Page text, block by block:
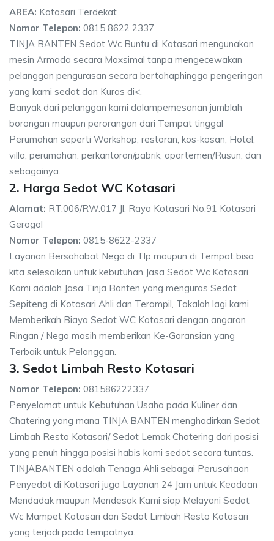
AREA: Kotasari Terdekat
Nomor Telepon: 0815 8622 2337
TINJA BANTEN Sedot Wc Buntu di Kotasari mengunakan
mesin Armada secara Maxsimal tanpa mengecewakan
pelanggan pengurasan secara bertahaphingga pengeringan
yang kami sedot dan Kuras di<.
Banyak dari pelanggan kami dalampemesanan jumblah
borongan maupun perorangan dari Tempat tinggal
Perumahan seperti Workshop, restoran, kos-kosan, Hotel,
villa, perumahan, perkantoran/pabrik, apartemen/Rusun, dan
sebagainya.
2. Harga Sedot WC Kotasari
Alamat: RT.006/RW.017 Jl. Raya Kotasari No.91 Kotasari
Gerogol
Nomor Telepon: 0815-8622-2337
Layanan Bersahabat Nego di Tlp maupun di Tempat bisa
kita selesaikan untuk kebutuhan Jasa Sedot Wc Kotasari
Kami adalah Jasa Tinja Banten yang menguras Sedot
Sepiteng di Kotasari Ahli dan Terampil, Takalah lagi kami
Memberikah Biaya Sedot WC Kotasari dengan angaran
Ringan / Nego masih memberikan Ke-Garansian yang
Terbaik untuk Pelanggan.
3. Sedot Limbah Resto Kotasari
Nomor Telepon: 081586222337
Penyelamat untuk Kebutuhan Usaha pada Kuliner dan
Chatering yang mana TINJA BANTEN menghadirkan Sedot
Limbah Resto Kotasari/ Sedot Lemak Chatering dari posisi
yang penuh hingga posisi habis kami sedot secara tuntas.
TINJABANTEN adalah Tenaga Ahli sebagai Perusahaan
Penyedot di Kotasari juga Layanan 24 Jam untuk Keadaan
Mendadak maupun Mendesak Kami siap Melayani Sedot
Wc Mampet Kotasari dan Sedot Limbah Resto Kotasari
yang terjadi pada tempatnya.